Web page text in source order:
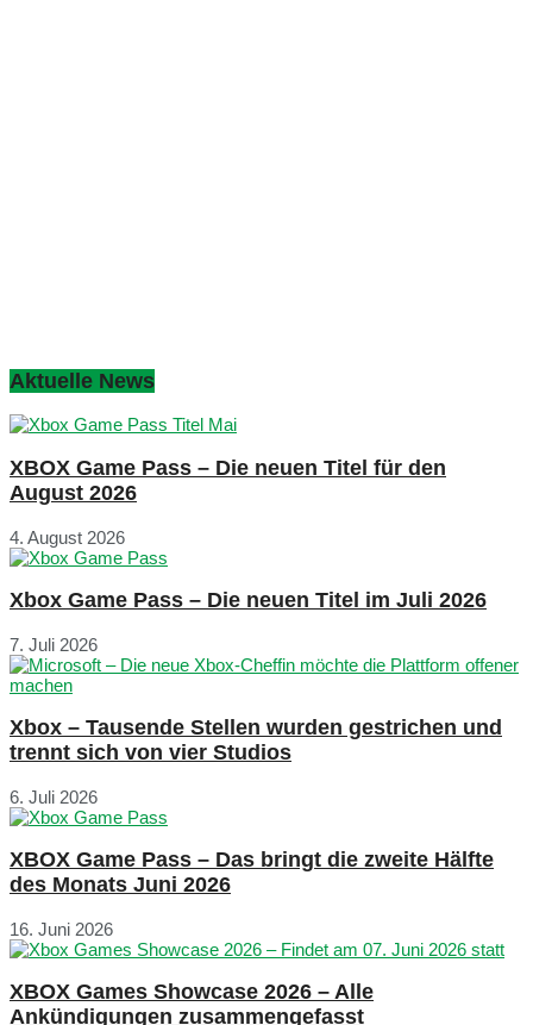
Aktuelle News
XBOX Game Pass – Die neuen Titel für den
August 2026
4. August 2026
Xbox Game Pass – Die neuen Titel im Juli 2026
7. Juli 2026
Xbox – Tausende Stellen wurden gestrichen und
trennt sich von vier Studios
6. Juli 2026
XBOX Game Pass – Das bringt die zweite Hälfte
des Monats Juni 2026
16. Juni 2026
XBOX Games Showcase 2026 – Alle
Ankündigungen zusammengefasst